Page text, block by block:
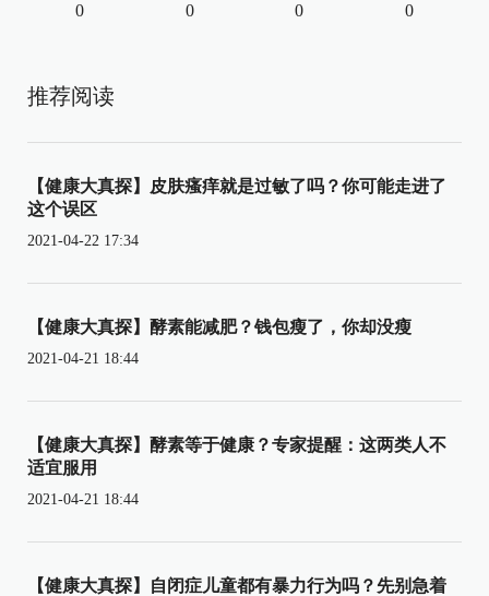
0 0 0 0
推荐阅读
【健康大真探】皮肤瘙痒就是过敏了吗？你可能走进了
这个误区
2021-04-22 17:34
【健康大真探】酵素能减肥？钱包瘦了，你却没瘦
2021-04-21 18:44
【健康大真探】酵素等于健康？专家提醒：这两类人不
适宜服用
2021-04-21 18:44
【健康大真探】自闭症儿童都有暴力行为吗？先别急着